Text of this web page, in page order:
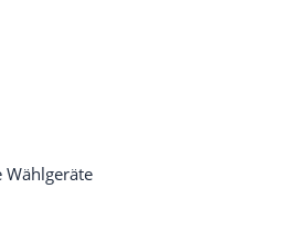
Wählgeräte